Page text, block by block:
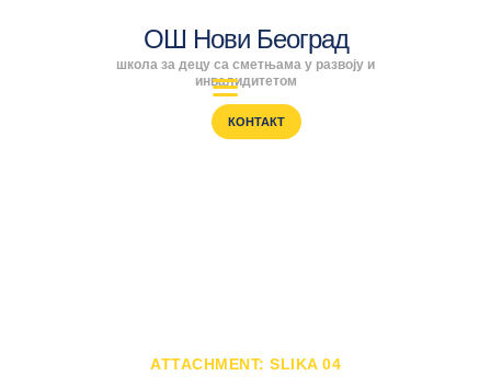
ОШ Нови Београд
школа за децу са сметњама у развоју и
инвалидитетом
КОНТАКТ
ATTACHMENT: SLIKA 04
ОШ Нови Београд
школа за децу са сметњама у развоју и инвалидитетом
ШКОЛА